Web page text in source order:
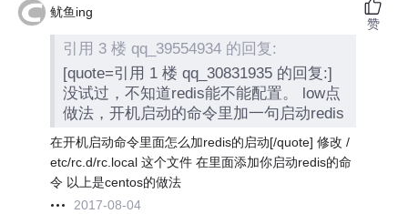
鱿鱼ing
引用 3 楼 qq_39554934 的回复:
[quote=引用 1 楼 qq_30831935 的回复:]
没试过，不知道redis能不能配置。 low点
做法，开机启动的命令里加一句启动redis
在开机启动命令里面怎么加redis的启动[/quote] 修改 /
etc/rc.d/rc.local 这个文件 在里面添加你启动redis的命
令 以上是centos的做法
2017-08-04
赞